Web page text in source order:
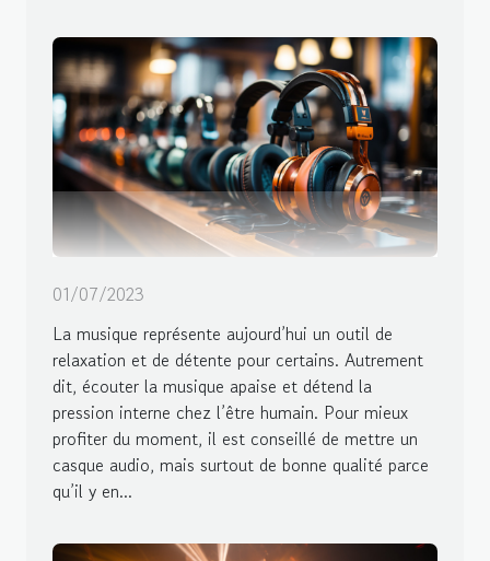
01/07/2023
La musique représente aujourd’hui un outil de
relaxation et de détente pour certains. Autrement
dit, écouter la musique apaise et détend la
pression interne chez l’être humain. Pour mieux
profiter du moment, il est conseillé de mettre un
casque audio, mais surtout de bonne qualité parce
qu’il y en...